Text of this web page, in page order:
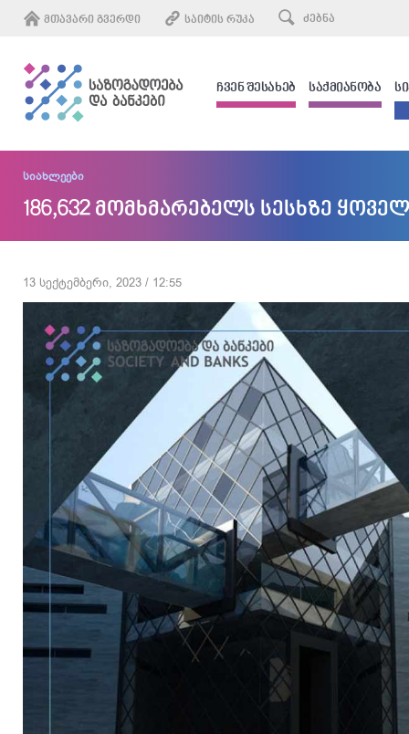
ᲛᲗᲐᲕᲐᲠᲘ ᲒᲕᲔᲠᲓᲘ ᲡᲐᲘᲢᲘᲡ ᲠᲣᲙᲐ
ᲩᲕᲔᲜ ᲨᲔᲡᲐᲮᲔᲑ ᲡᲐᲥᲛᲘᲐᲜᲝᲑᲐ
სიახლეები
186,632 მომხმარებელს სესხზე
13 სექტემბერი, 2023 / 12:55